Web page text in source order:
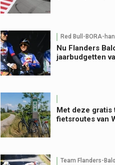
Red Bull-BORA-
Nu Flanders
jaarbudgetten
Met deze gratis
fietsroutes van
Team Flanders-